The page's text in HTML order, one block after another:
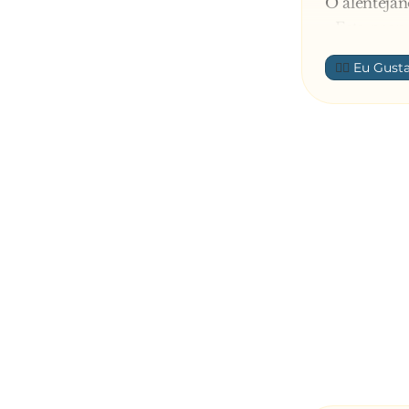
- Esta
O
- Eu sou
pato eu
👍🏼